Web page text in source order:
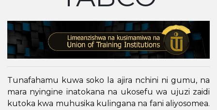
Tunafahamu kuwa soko la ajira nchini ni gumu, na
mara nyingine inatokana na ukosefu wa ujuzi zaidi
kutoka kwa muhusika kulingana na fani aliyosomea.